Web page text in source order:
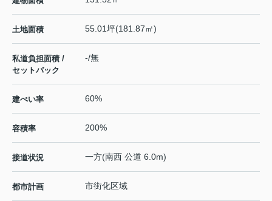
土地面積 55.01坪(181.87㎡)
私道負担面積 /
セットバック
-/無
建ぺい率 60%
容積率 200%
接道状況 一方(南西 公道 6.0m)
都市計画 市街化区域